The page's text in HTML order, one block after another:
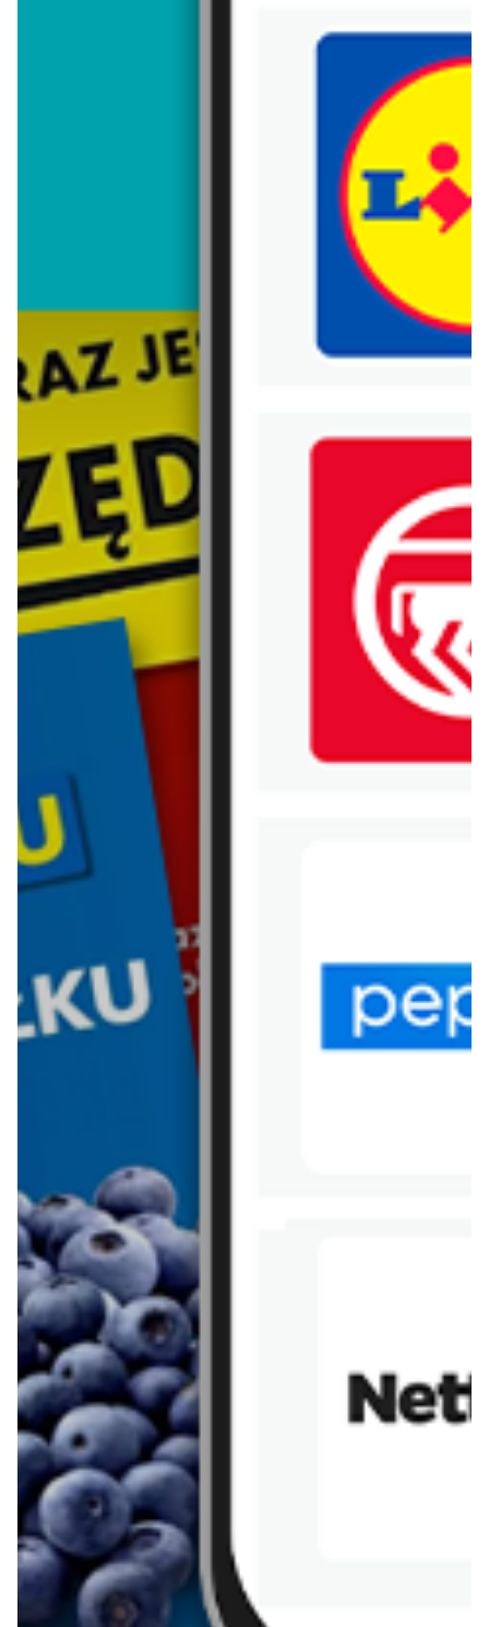
Trafiłeś na nieaktualną gazetkę
Zobacz aktualne gazetki Blix!
aktualna
POLOmarket
już za 7 dni
WIĘCEJ GAZETEK